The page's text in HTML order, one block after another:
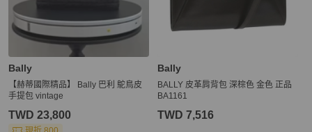
Bally
【赫蒂國際精品】 Bally 巴利 鴕鳥皮
手提包 vintage
TWD 23,800
Bally
BALLY 皮革肩背包 深棕色 金色 正品
BA1161
TWD 7,516